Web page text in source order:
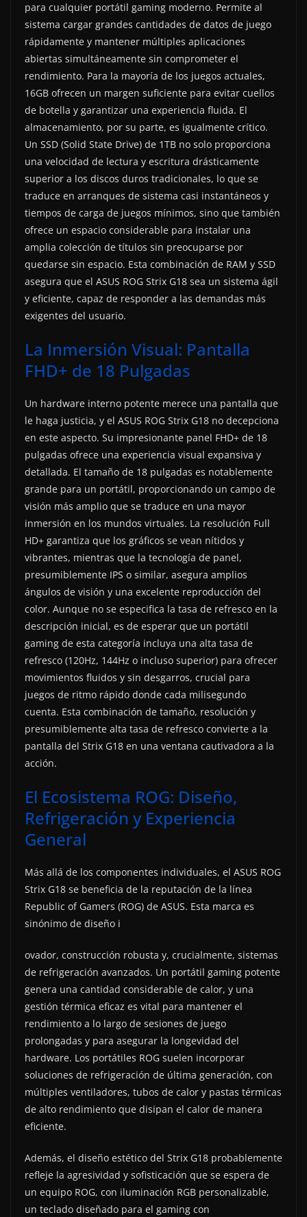
para cualquier portátil gaming moderno. Permite al
sistema cargar grandes cantidades de datos de juego
rápidamente y mantener múltiples aplicaciones
abiertas simultáneamente sin comprometer el
rendimiento. Para la mayoría de los juegos actuales,
16GB ofrecen un margen suficiente para evitar cuellos
de botella y garantizar una experiencia fluida. El
almacenamiento, por su parte, es igualmente crítico.
Un SSD (Solid State Drive) de 1TB no solo proporciona
una velocidad de lectura y escritura drásticamente
superior a los discos duros tradicionales, lo que se
traduce en arranques de sistema casi instantáneos y
tiempos de carga de juegos mínimos, sino que también
ofrece un espacio considerable para instalar una
amplia colección de títulos sin preocuparse por
quedarse sin espacio. Esta combinación de RAM y SSD
asegura que el ASUS ROG Strix G18 sea un sistema ágil
y eficiente, capaz de responder a las demandas más
exigentes del usuario.
La Inmersión Visual: Pantalla
FHD+ de 18 Pulgadas
Un hardware interno potente merece una pantalla que
le haga justicia, y el ASUS ROG Strix G18 no decepciona
en este aspecto. Su impresionante panel FHD+ de 18
pulgadas ofrece una experiencia visual expansiva y
detallada. El tamaño de 18 pulgadas es notablemente
grande para un portátil, proporcionando un campo de
visión más amplio que se traduce en una mayor
inmersión en los mundos virtuales. La resolución Full
HD+ garantiza que los gráficos se vean nítidos y
vibrantes, mientras que la tecnología de panel,
presumiblemente IPS o similar, asegura amplios
ángulos de visión y una excelente reproducción del
color. Aunque no se especifica la tasa de refresco en la
descripción inicial, es de esperar que un portátil
gaming de esta categoría incluya una alta tasa de
refresco (120Hz, 144Hz o incluso superior) para ofrecer
movimientos fluidos y sin desgarros, crucial para
juegos de ritmo rápido donde cada milisegundo
cuenta. Esta combinación de tamaño, resolución y
presumiblemente alta tasa de refresco convierte a la
pantalla del Strix G18 en una ventana cautivadora a la
acción.
El Ecosistema ROG: Diseño,
Refrigeración y Experiencia
General
Más allá de los componentes individuales, el ASUS ROG
Strix G18 se beneficia de la reputación de la línea
Republic of Gamers (ROG) de ASUS. Esta marca es
sinónimo de diseño i
ovador, construcción robusta y, crucialmente, sistemas
de refrigeración avanzados. Un portátil gaming potente
genera una cantidad considerable de calor, y una
gestión térmica eficaz es vital para mantener el
rendimiento a lo largo de sesiones de juego
prolongadas y para asegurar la longevidad del
hardware. Los portátiles ROG suelen incorporar
soluciones de refrigeración de última generación, con
múltiples ventiladores, tubos de calor y pastas térmicas
de alto rendimiento que disipan el calor de manera
eficiente.
Además, el diseño estético del Strix G18 probablemente
refleje la agresividad y sofisticación que se espera de
un equipo ROG, con iluminación RGB personalizable,
un teclado diseñado para el gaming con